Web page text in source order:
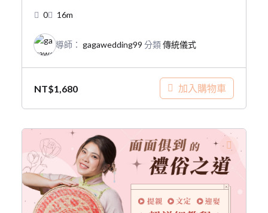
0 16m
導師： gagawedding99 分類傳統儀式
NT$1,680 加入購物車